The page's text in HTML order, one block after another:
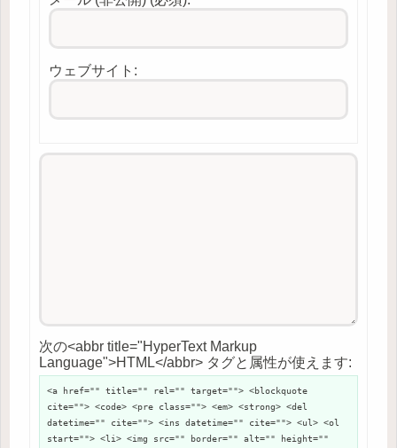
ウェブサイト:
次の<abbr title="HyperText Markup
Language">HTML</abbr> タグと属性が使えます:
<a href="" title="" rel="" target=""> <blockquote
cite=""> <code> <pre class=""> <em> <strong> <del
datetime="" cite=""> <ins datetime="" cite=""> <ul> <ol
start=""> <li> <img src="" border="" alt="" height=""